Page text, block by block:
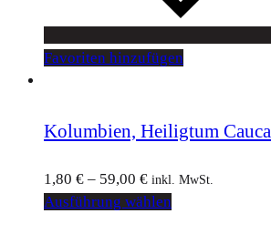
Favoriten hinzufügen
Kolumbien, Heiligtum Cauca
1,80 € – 59,00 € inkl. MwSt.
Ausführung wählen